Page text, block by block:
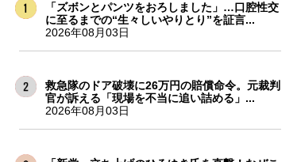
「ズボンとパンツをおろしました」…口腔性交
に至るまでの“生々しいやりとり”を証言...
2026年08月03日
救急隊のドア破壊に26万円の賠償命令。元裁判
官が訴える「現場を不当に追い詰める」...
2026年08月03日